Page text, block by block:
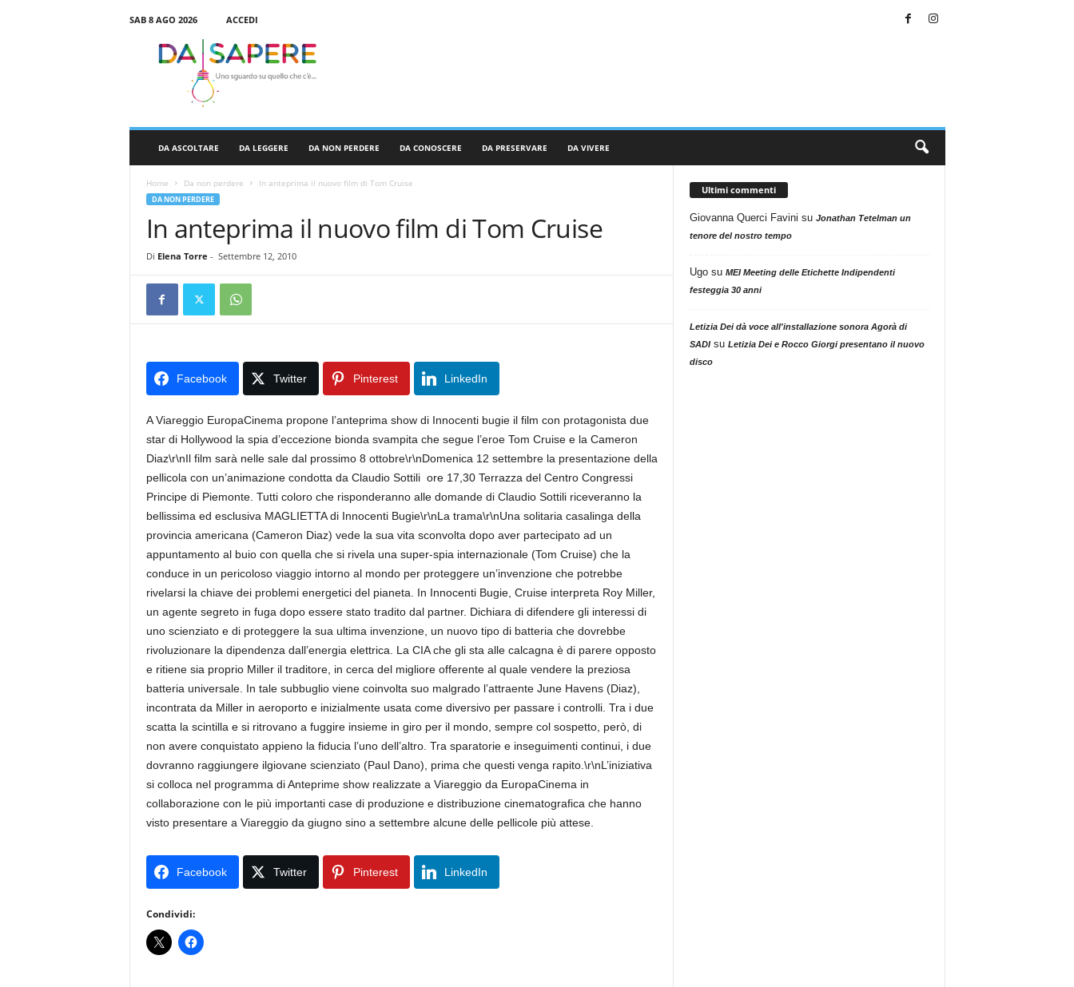
SAB 8 AGO 2026
ACCEDI
DA ASCOLTARE DA LEGGERE DA NON PERDERE DA CONOSCERE DA PRESERVARE DA VIVERE
Home Da non perdere In anteprima il nuovo film di Tom Cruise
DA NON PERDERE
In anteprima il nuovo film di Tom Cruise
Di Elena Torre - Settembre 12, 2010
Facebook Twitter Pinterest LinkedIn
A Viareggio EuropaCinema propone l’anteprima show di Innocenti bugie il film con protagonista due
star di Hollywood la spia d’eccezione bionda svampita che segue l’eroe Tom Cruise e la Cameron
Diaz\r\nIl film sarà nelle sale dal prossimo 8 ottobre\r\nDomenica 12 settembre la presentazione della
pellicola con un’animazione condotta da Claudio Sottili ore 17,30 Terrazza del Centro Congressi
Principe di Piemonte. Tutti coloro che risponderanno alle domande di Claudio Sottili riceveranno la
bellissima ed esclusiva MAGLIETTA di Innocenti Bugie\r\nLa trama\r\nUna solitaria casalinga della
provincia americana (Cameron Diaz) vede la sua vita sconvolta dopo aver partecipato ad un
appuntamento al buio con quella che si rivela una super-spia internazionale (Tom Cruise) che la
conduce in un pericoloso viaggio intorno al mondo per proteggere un’invenzione che potrebbe
rivelarsi la chiave dei problemi energetici del pianeta. In Innocenti Bugie, Cruise interpreta Roy Miller,
un agente segreto in fuga dopo essere stato tradito dal partner. Dichiara di difendere gli interessi di
uno scienziato e di proteggere la sua ultima invenzione, un nuovo tipo di batteria che dovrebbe
rivoluzionare la dipendenza dall’energia elettrica. La CIA che gli sta alle calcagna è di parere opposto
e ritiene sia proprio Miller il traditore, in cerca del migliore offerente al quale vendere la preziosa
batteria universale. In tale subbuglio viene coinvolta suo malgrado l’attraente June Havens (Diaz),
incontrata da Miller in aeroporto e inizialmente usata come diversivo per passare i controlli. Tra i due
scatta la scintilla e si ritrovano a fuggire insieme in giro per il mondo, sempre col sospetto, però, di
non avere conquistato appieno la fiducia l’uno dell’altro. Tra sparatorie e inseguimenti continui, i due
dovranno raggiungere ilgiovane scienziato (Paul Dano), prima che questi venga rapito.\r\nL’iniziativa
si colloca nel programma di Anteprime show realizzate a Viareggio da EuropaCinema in
collaborazione con le più importanti case di produzione e distribuzione cinematografica che hanno
visto presentare a Viareggio da giugno sino a settembre alcune delle pellicole più attese.
Facebook Twitter Pinterest LinkedIn
Condividi:
Ultimi commenti
Giovanna Querci Favini su Jonathan Tetelman un
tenore del nostro tempo
Ugosu MEI Meeting delle Etichette Indipendenti
festeggia 30 anni
Letizia Dei dà voce all'installazione sonora Agorà di
SADIsu Letizia Dei e Rocco Giorgi presentano il nuovo
disco